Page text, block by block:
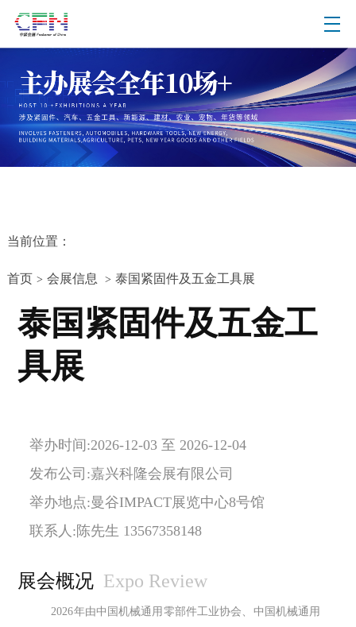
当前位置：
首页 > 会展信息 > 泰国紧固件及五金工具展
泰国紧固件及五金工
具展
举办时间:2026-12-03 至 2026-12-04
发布公司:嘉兴科隆会展有限公司
举办地点:曼谷IMPACT展览中心8号馆
联系人:陈先生 13567358148
展会概况 Expo Review
2026年由中国机械通用零部件工业协会、中国机械通用